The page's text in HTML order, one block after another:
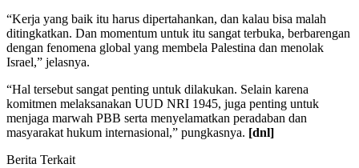
“Kerja yang baik itu harus dipertahankan, dan kalau bisa malah
ditingkatkan. Dan momentum untuk itu sangat terbuka, berbarengan
dengan fenomena global yang membela Palestina dan menolak
Israel,” jelasnya.
“Hal tersebut sangat penting untuk dilakukan. Selain karena
komitmen melaksanakan UUD NRI 1945, juga penting untuk
menjaga marwah PBB serta menyelamatkan peradaban dan
masyarakat hukum internasional,” pungkasnya. [dnl]
Berita Terkait